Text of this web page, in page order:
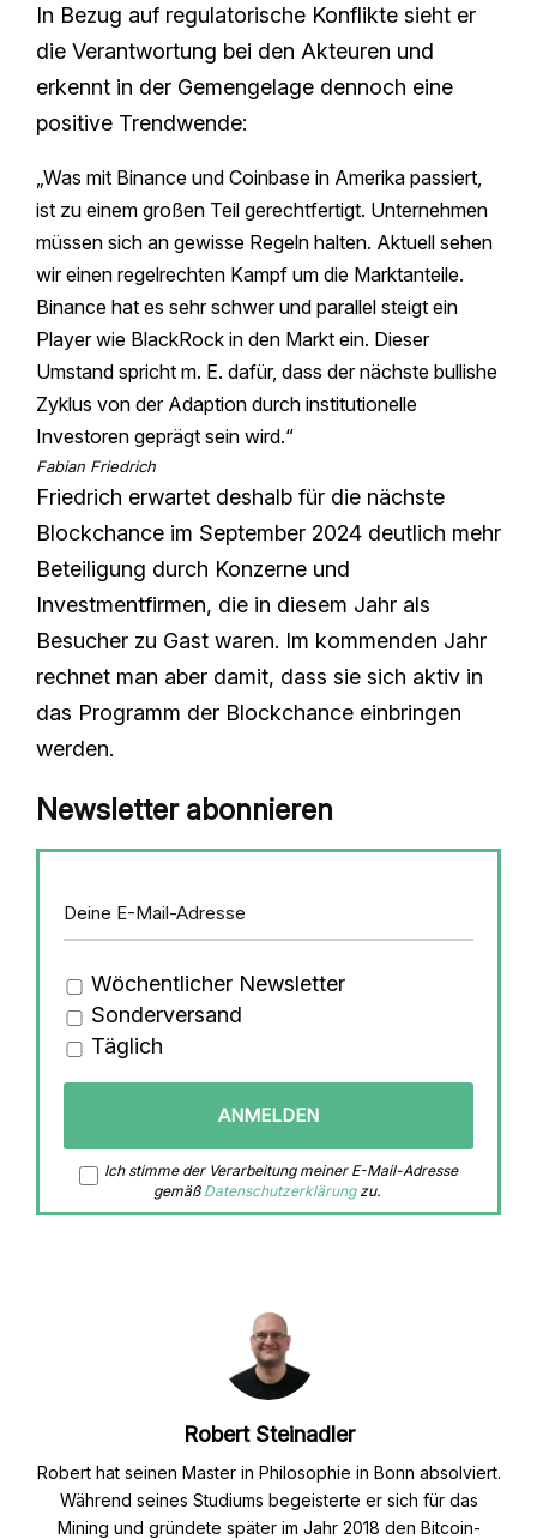
In Bezug auf regulatorische Konflikte sieht er
die Verantwortung bei den Akteuren und
erkennt in der Gemengelage dennoch eine
positive Trendwende:
„Was mit Binance und Coinbase in Amerika passiert,
ist zu einem großen Teil gerechtfertigt. Unternehmen
müssen sich an gewisse Regeln halten. Aktuell sehen
wir einen regelrechten Kampf um die Marktanteile.
Binance hat es sehr schwer und parallel steigt ein
Player wie BlackRock in den Markt ein. Dieser
Umstand spricht m. E. dafür, dass der nächste bullishe
Zyklus von der Adaption durch institutionelle
Investoren geprägt sein wird.“
Fabian Friedrich
Friedrich erwartet deshalb für die nächste
Blockchance im September 2024 deutlich mehr
Beteiligung durch Konzerne und
Investmentfirmen, die in diesem Jahr als
Besucher zu Gast waren. Im kommenden Jahr
rechnet man aber damit, dass sie sich aktiv in
das Programm der Blockchance einbringen
werden.
Newsletter abonnieren
Wöchentlicher Newsletter
Sonderversand
Täglich
Ich stimme der Verarbeitung meiner E-Mail-Adresse
gemäß Datenschutzerklärungzu.
Robert Steinadler
Robert hat seinen Master in Philosophie in Bonn absolviert.
Während seines Studiums begeisterte er sich für das
Mining und gründete später im Jahr 2018 den Bitcoin-